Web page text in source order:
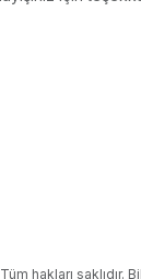
hakları saklıdır.